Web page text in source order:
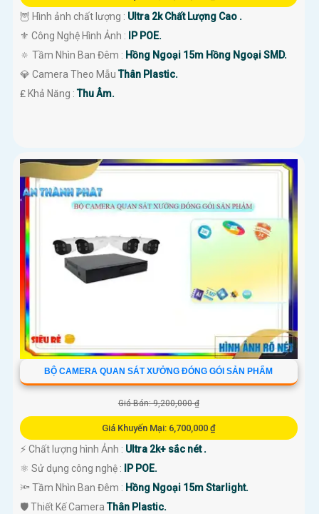
🦉 Hình ảnh chất lượng : Ultra 2k Chất Lượng Cao .
⚜️ Công Nghệ Hình Ảnh :
IP POE.
🔅 Tầm Nhìn Ban Đêm : Hồng Ngoại 15m Hồng Ngoại SMD.
💎 Camera Theo MẫuThân Plastic.
️₤ Khả Năng :Thu Âm.
BỘ CAMERA QUAN SÁT XƯỞNG ĐÓNG GÓI SẢN PHẨM
Giá Bán: 9,200,000 ₫
Giá Khuyến Mại: 6,700,000 ₫
️⚡ Chất lượng hình Ảnh : Ultra 2k+ sắc nét .
⚛️ Sử dụng công nghệ :
IP POE.
🔦 Tầm Nhìn Ban Đêm : Hồng Ngoại 15m Starlight.
🛡 Thiết Kế CameraThân Plastic.